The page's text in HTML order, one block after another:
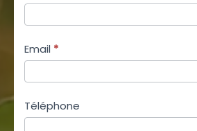
Email *
Téléphone